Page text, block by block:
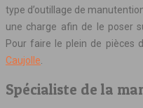
type d’outillage de
une charge afin de le poser
Pour faire le plein de pièces
Caujolle.
Spécialiste de la